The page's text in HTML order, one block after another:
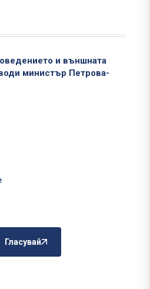
и външната
министър Петрова-
Гласувай